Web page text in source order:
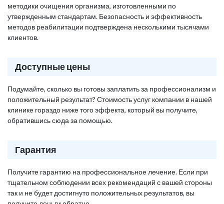
методики очищения организма, изготовленными по
утвержденным стандартам. Безопасность и эффективность
методов реабилитации подтверждена несколькими тысячами
клиентов.
Доступные цены
Подумайте, сколько вы готовы заплатить за профессионализм и
положительный результат? Стоимость услуг компании в нашей
клинике гораздо ниже того эффекта, который вы получите,
обратившись сюда за помощью.
Гарантия
Получите гарантию на профессиональное лечение. Если при
тщательном соблюдении всех рекомендаций с вашей стороны
так и не будет достигнуто положительных результатов, вы